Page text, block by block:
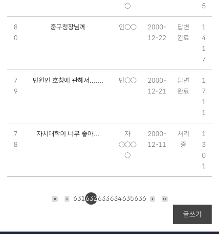
○
5
8
0
중구청장님께 인○○
2000-
12-22
답변
완료
1
4
1
7
7
9
민원인 호칭에 관해서....... 민○○
2000-
12-21
답변
완료
1
7
1
1
7
8
자치대학이 너무 좋아...
자
○○○
○
2000-
12-11
처리
중
1
3
0
1
631 632633634635636
글쓰기